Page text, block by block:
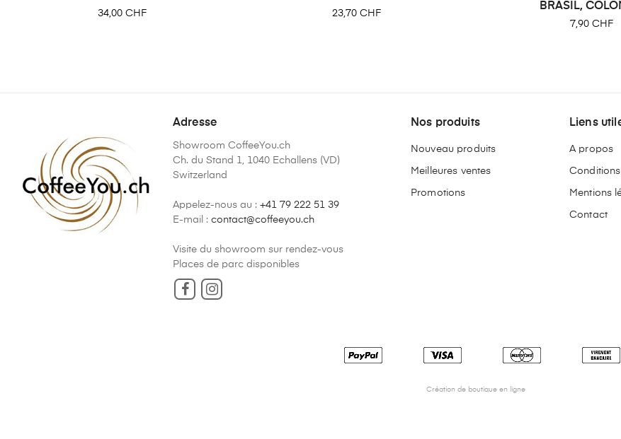
Prix
34,00 CHF Prix
23,70 CHF
BRASIL,
Prix
7,90 CHF
Adresse
Showroom CoffeeYou.ch
Ch. du Stand 1, 1040 Echallens (VD)
Switzerland
Appelez-nous au : +41 79 222 51 39
E-mail : contact@coffeeyou.ch
Visite du showroom sur rendez-vous
Places de parc disponibles
Facebook
Nos produits
Nouveau produits
Meilleures ventes
Promotions
Liens
A propos
Mentions
Contact
Création de boutique en ligne